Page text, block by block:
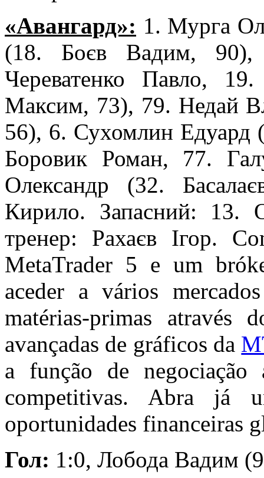
«Авангард»: 1. Мурга
(18. Боєв Вадим, 90),
Череватенко Павло,
Максим, 73), 79. Недай
56), 6. Сухомлин Едуард
Боровик Роман, 77.
Олександр (32.
Кирило. Запасний: 13.
тренер: Рахаєв Ігор.
MetaTrader 5 e um
aceder a vários
matérias-primas através
avançadas de gráficos da
a função de negociação
competitivas. Abra já
oportunidades financeiras
Гол: 1:0, Лобода Вадим